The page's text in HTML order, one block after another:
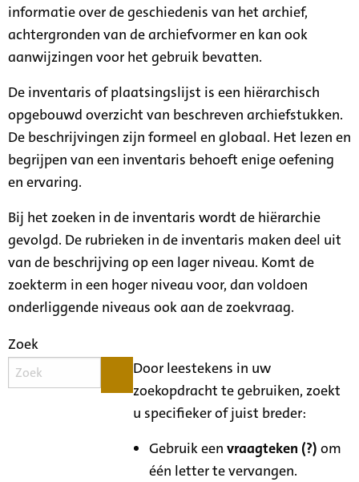
informatie over de geschiedenis van het archief,
achtergronden van de archiefvormer en kan ook
aanwijzingen voor het gebruik bevatten.
De inventaris of plaatsingslijst is een hiërarchisch
opgebouwd overzicht van beschreven archiefstukken.
De beschrijvingen zijn formeel en globaal. Het lezen en
begrijpen van een inventaris behoeft enige oefening
en ervaring.
Bij het zoeken in de inventaris wordt de hiërarchie
gevolgd. De rubrieken in de inventaris maken deel uit
van de beschrijving op een lager niveau. Komt de
zoekterm in een hoger niveau voor, dan voldoen
onderliggende niveaus ook aan de zoekvraag.
Zoek
Door leestekens in uw
zoekopdracht te gebruiken, zoekt
u specifieker of juist breder:
Gebruik eenvraagteken (?) om
één letter te vervangen.